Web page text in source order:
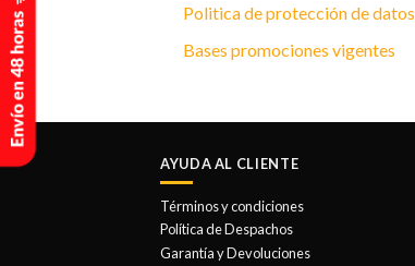
Politica de protección de datos
Bases promociones vigentes
AYUDA AL CLIENTE
Términos y condiciones
Política de Despachos
Garantía y Devoluciones